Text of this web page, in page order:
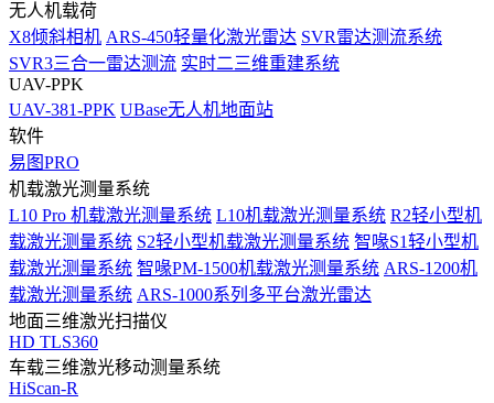
无人机载荷
X8倾斜相机 ARS-450轻量化激光雷达 SVR雷达测流系统
SVR3三合一雷达测流 实时二三维重建系统
UAV-PPK
UAV-381-PPK UBase无人机地面站
软件
易图PRO
机载激光测量系统
L10 Pro 机载激光测量系统 L10机载激光测量系统 R2轻小型机
载激光测量系统 S2轻小型机载激光测量系统 智喙S1轻小型机
载激光测量系统 智喙PM-1500机载激光测量系统 ARS-1200机
载激光测量系统 ARS-1000系列多平台激光雷达
地面三维激光扫描仪
HD TLS360
车载三维激光移动测量系统
HiScan-R